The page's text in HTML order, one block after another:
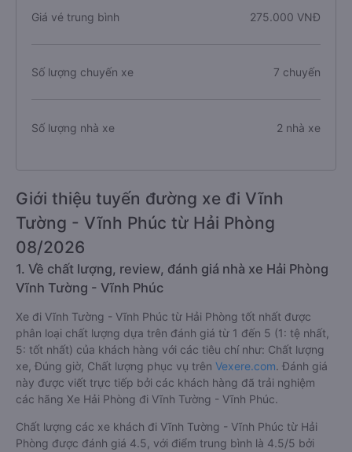
Giá vé trung bình 275.000 VNĐ
Số lượng chuyến xe 7 chuyến
Số lượng nhà xe 2 nhà xe
Giới thiệu tuyến đường xe đi Vĩnh
Tường - Vĩnh Phúc từ Hải Phòng
08/2026
1. Về chất lượng, review, đánh giá nhà xe Hải Phòng
Vĩnh Tường - Vĩnh Phúc
Xe đi Vĩnh Tường - Vĩnh Phúc từ Hải Phòng tốt nhất được
phân loại chất lượng dựa trên đánh giá từ 1 đến 5 (1: tệ nhất,
5: tốt nhất) của khách hàng với các tiêu chí như: Chất lượng
xe, Đúng giờ, Chất lượng phục vụ trên Vexere.com. Đánh giá
này được viết trực tiếp bởi các khách hàng đã trải nghiệm
các hãng Xe Hải Phòng đi Vĩnh Tường - Vĩnh Phúc.
Chất lượng các xe khách đi Vĩnh Tường - Vĩnh Phúc từ Hải
Phòng được đánh giá 4.5, với điểm trung bình là 4.5/5 bởi